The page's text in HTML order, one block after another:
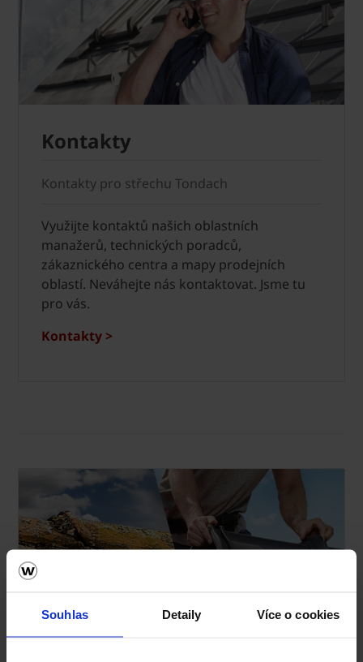
Souhlas Detaily Více o cookies
Kontakty
Kontakty pro střechu Tondach
Využijte kontaktů našich oblastních
manažerů, technických poradců,
zákaznického centra a mapy prodejních
oblastí. Neváhejte nás kontaktovat. Jsme tu
pro vás.
Kontakty >